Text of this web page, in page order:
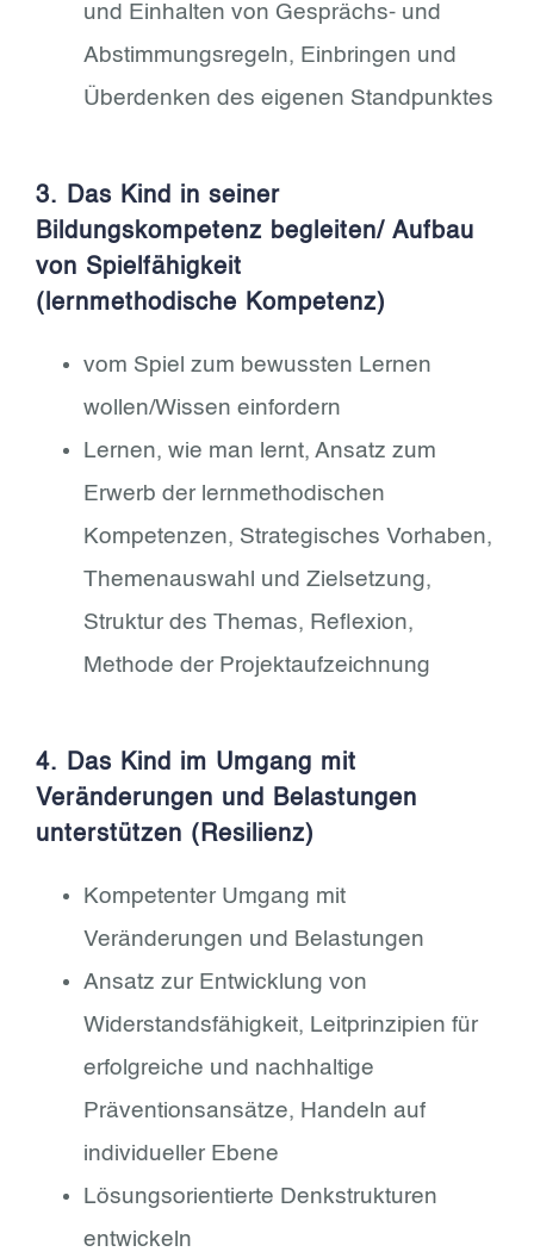
und Einhalten von Gesprächs- und
Abstimmungsregeln, Einbringen und
Überdenken des eigenen Standpunktes
3. Das Kind in seiner
Bildungskompetenz begleiten/ Aufbau
von Spielfähigkeit
(lernmethodische Kompetenz)
vom Spiel zum bewussten Lernen
wollen/Wissen einfordern
Lernen, wie man lernt, Ansatz zum
Erwerb der lernmethodischen
Kompetenzen, Strategisches Vorhaben,
Themenauswahl und Zielsetzung,
Struktur des Themas, Reflexion,
Methode der Projektaufzeichnung
4. Das Kind im Umgang mit
Veränderungen und Belastungen
unterstützen (Resilienz)
Kompetenter Umgang mit
Veränderungen und Belastungen
Ansatz zur Entwicklung von
Widerstandsfähigkeit, Leitprinzipien für
erfolgreiche und nachhaltige
Präventionsansätze, Handeln auf
individueller Ebene
Lösungsorientierte Denkstrukturen
entwickeln